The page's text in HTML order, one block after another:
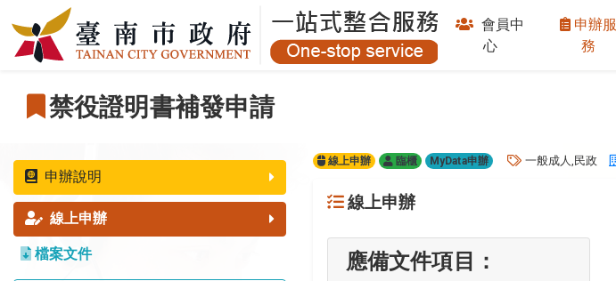
跳至主要內容
跳至主要內容 :::
會員中
心
申辦服
務
禁役證明書補發申請
申辦說明
線上申辦
檔案文件
線上申辦 臨櫃 MyData申辦 關鍵字
一般成人,民政
線上申辦
應備文件項目：